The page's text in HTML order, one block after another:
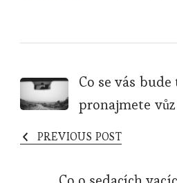
Post
Navigation
Co se vás
pronajmete vůz
PREVIOUS POST